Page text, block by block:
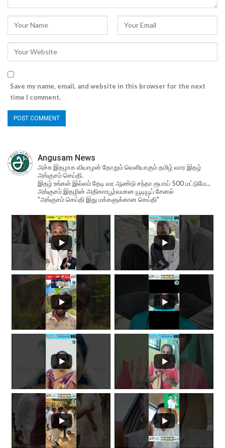
Save my name, email, and website in this browser for the next
time I comment.
Angusam News
அச்சு இதழாக வியாழன் தோறும் வெளியாகும் தமிழ் வார இதழ்
அங்குசம் செய்தி.
இதழ் உங்கள் இல்லம் தேடி வர ஆண்டு சந்தா ரூபாய் 500 மட்டுமே...
அங்குசம் இதழின் அதிகாரபூர்வமான யூடியூப் சேனல்
"அங்குசம் செய்தி இது மக்களுக்கான செய்தி"